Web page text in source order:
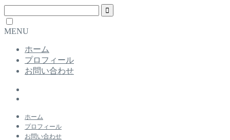
MENU
ホーム
プロフィール
お問い合わせ
ホーム
プロフィール
お問い合わせ